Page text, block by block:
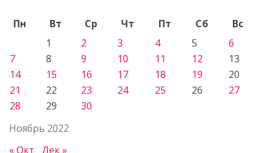
Ноябрь 2022
Пн Вт Ср Чт Пт Сб
Вс
1
2 3 4 5
6
7
8 9 10 11 12
13
14
15 16 17 18 19
20
21
22 23 24 25 26
27
28
29 30
« Окт Дек »